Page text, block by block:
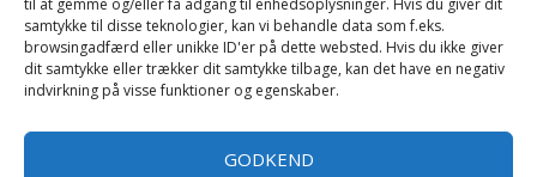
til at gemme og/eller få adgang til enhedsoplysninger. Hvis du giver dit
samtykke til disse teknologier, kan vi behandle data som f.eks.
browsingadfærd eller unikke ID'er på dette websted. Hvis du ikke giver
dit samtykke eller trækker dit samtykke tilbage, kan det have en negativ
indvirkning på visse funktioner og egenskaber.
GODKEND
vækstdug
Maling